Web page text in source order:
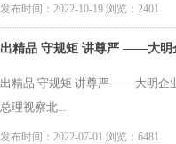
发布时间：2022-10-19 浏览：2401
出精品 守规矩 讲尊严 ——大明
出精品 守规矩 讲尊严 ——大明企
总理视察北...
发布时间：2022-07-01 浏览：6481